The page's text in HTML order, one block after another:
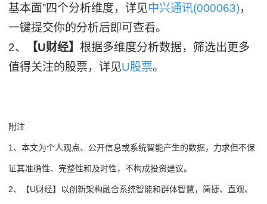
基本面”四个分析维度，详见中兴通讯(000063)，
一键提交你的分析后即可查看。
2、
【U财经】根据多维度分析数据，筛选出更多
值得关注的股票，详见U股票。
附注
1、本文为个人观点、公开信息或系统智能产生的数据，力求但不保
证其准确性、完整性和及时性，不构成投资建议。
2、【U财经】以创新架构融合系统智能和群体智慧，简捷、直观、